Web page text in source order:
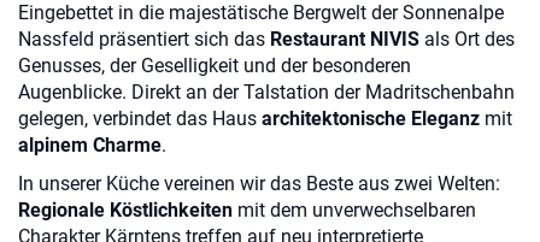
Eingebettet in die majestätische Bergwelt der Sonnenalpe
Nassfeld präsentiert sich das Restaurant NIVIS als Ort des
Genusses, der Geselligkeit und der besonderen
Augenblicke. Direkt an der Talstation der Madritschenbahn
gelegen, verbindet das Haus architektonische Eleganz mit
alpinem Charme.
In unserer Küche vereinen wir das Beste aus zwei Welten:
Regionale Köstlichkeiten mit dem unverwechselbaren
Charakter Kärntens treffen auf neu interpretierte